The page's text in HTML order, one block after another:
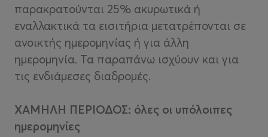
παρακρατούνται 25% ακυρωτικά ή
εναλλακτικά τα εισιτήρια μετατρέπονται σε
ανοικτής ημερομηνίας ή για άλλη
ημερομηνία. Τα παραπάνω ισχύουν και για
τις ενδιάμεσες διαδρομές.
ΧΑΜΗΛΗ ΠΕΡΙΟΔΟΣ: όλες οι υπόλοιπες
ημερομηνίες